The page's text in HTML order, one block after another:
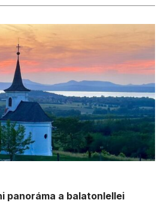
panoráma a balatonlellei